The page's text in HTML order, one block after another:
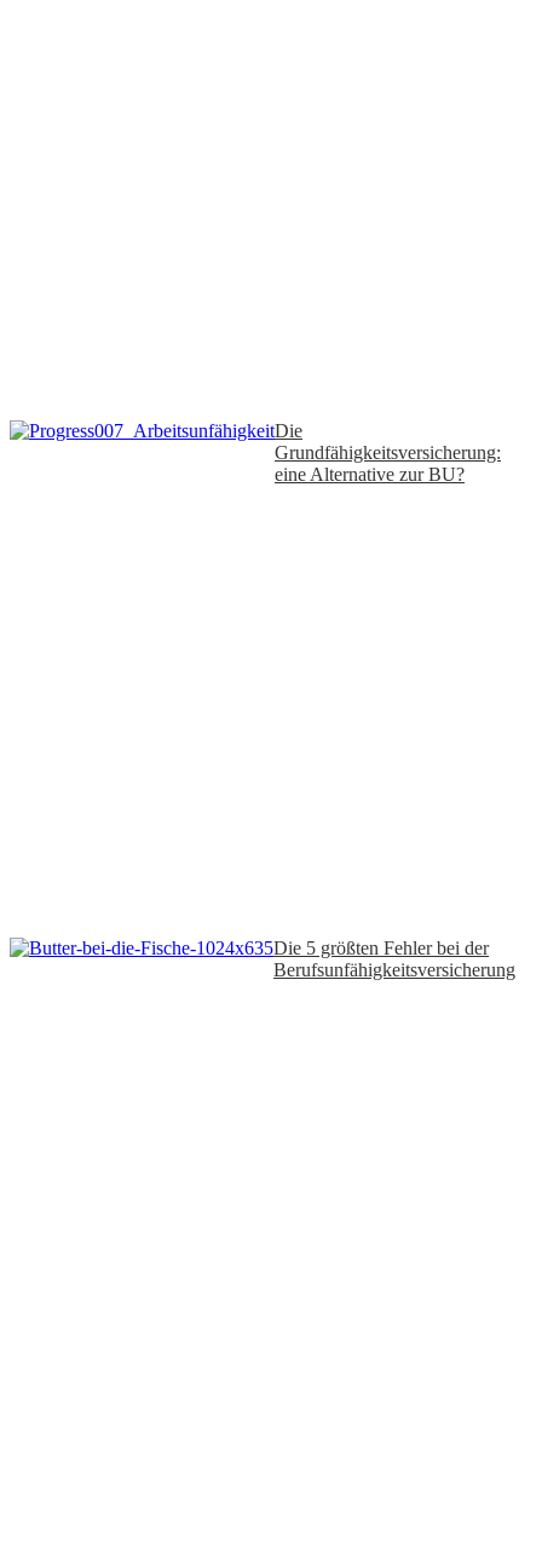
Die
Grundfähigkeitsversicherung:
eine Alternative zur BU?
Die 5 größten Fehler bei der
Berufsunfähigkeitsversicherung